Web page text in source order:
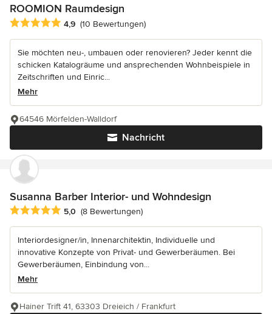
ROOMION Raumdesign
Durchschnittliche Bewertung: 4.9 von 5 Sternen
4,9 (10 Bewertungen)
Sie möchten neu-, umbauen oder renovieren? Jeder kennt die
schicken Katalogräume und ansprechenden Wohnbeispiele in
Zeitschriften und Einric...
Mehr
Nachricht
64546 Mörfelden-Walldorf
Susanna Barber Interior- und Wohndesign
Durchschnittliche Bewertung: 5 von 5 Sternen
5,0 (8 Bewertungen)
Interiordesigner/in, Innenarchitektin, Individuelle und
innovative Konzepte von Privat- und Gewerberäumen. Bei
Gewerberäumen, Einbindung von...
Mehr
Hainer Trift 41, 63303 Dreieich / Frankfurt